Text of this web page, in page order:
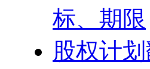
标、期限
股权计